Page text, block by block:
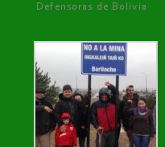
Defensoras de Bolivia